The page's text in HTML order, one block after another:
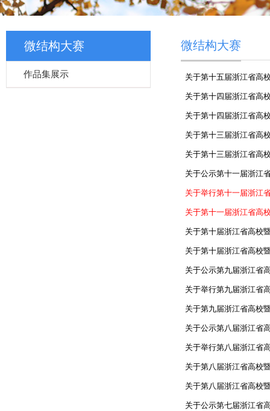
微结构大赛
作品集展示
微结构大赛
关于第十五届浙江省高
关于第十四届浙江省高
关于第十四届浙江省高
关于第十三届浙江省高
关于第十三届浙江省高
关于公示第十一届浙江
关于举行第十一届浙江
关于第十一届浙江省高
关于第十届浙江省高校
关于第十届浙江省高校
关于公示第九届浙江省
关于举行第九届浙江省
关于第九届浙江省高校
关于公示第八届浙江省
关于举行第八届浙江省
关于第八届浙江省高校
关于第八届浙江省高校
关于公示第七届浙江省